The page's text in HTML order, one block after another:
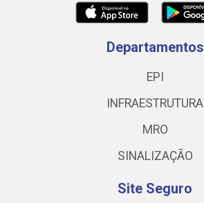
Departamentos
EPI
INFRAESTRUTURA
MRO
SINALIZAÇÃO
Site Seguro